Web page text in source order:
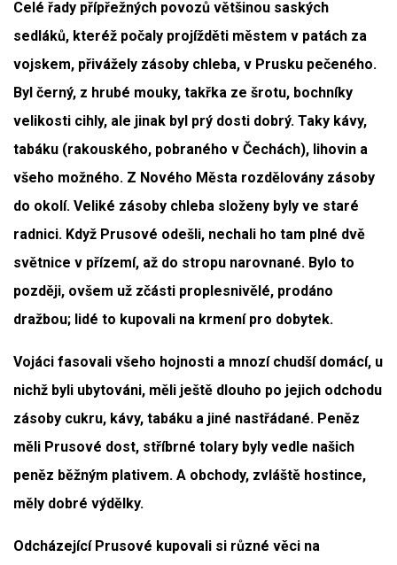
Celé řady přípřežných povozů většinou saských
sedláků, kteréž počaly projížděti městem v patách za
vojskem, přivážely zásoby chleba, v Prusku pečeného.
Byl černý, z hrubé mouky, takřka ze šrotu, bochníky
velikosti cihly, ale jinak byl prý dosti dobrý. Taky kávy,
tabáku (rakouského, pobraného v Čechách), lihovin a
všeho možného. Z Nového Města rozdělovány zásoby
do okolí. Veliké zásoby chleba složeny byly ve staré
radnici. Když Prusové odešli, nechali ho tam plné dvě
světnice v přízemí, až do stropu narovnané. Bylo to
později, ovšem už zčásti proplesnivělé, prodáno
dražbou; lidé to kupovali na krmení pro dobytek.
Vojáci fasovali všeho hojnosti a mnozí chudší domácí, u
nichž byli ubytováni, měli ještě dlouho po jejich odchodu
zásoby cukru, kávy, tabáku a jiné nastřádané. Peněz
měli Prusové dost, stříbrné tolary byly vedle našich
peněz běžným plativem. A obchody, zvláště hostince,
měly dobré výdělky.
Odcházející Prusové kupovali si různé věci na